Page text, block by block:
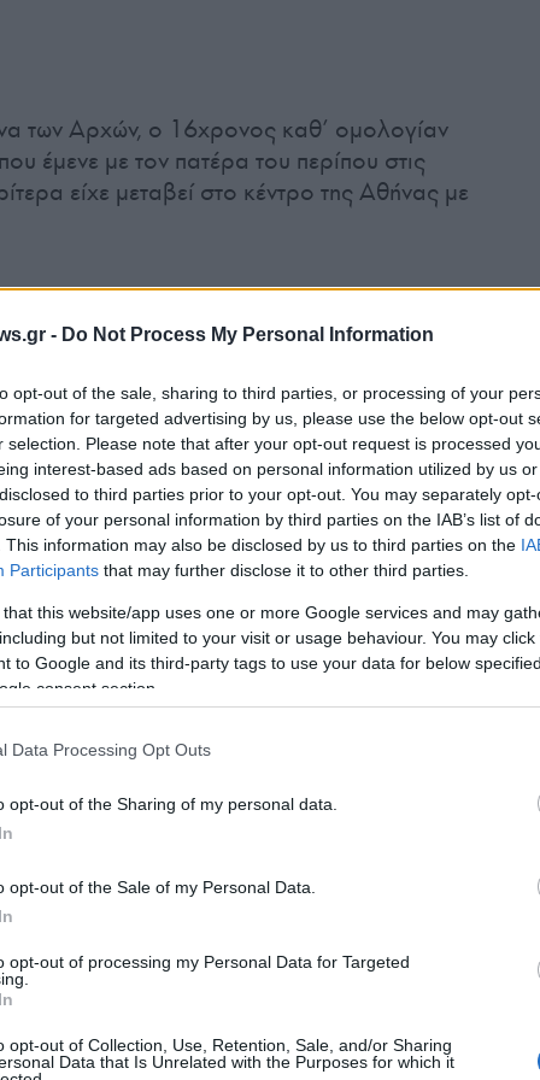
- Do Not Process My Personal Information
opt-out of the sale, sharing to third parties, or processing of your
for targeted advertising by us, please use the below opt-out
selection. Please note that after your opt-out request is processed
interest-based ads based on personal information utilized by us
to third parties prior to your opt-out. You may separately
of your personal information by third parties on the IAB’s list of
This information may also be disclosed by us to third parties on the
Participants that may further disclose it to other third parties.
that this website/app uses one or more Google services and may
but not limited to your visit or usage behaviour. You may
to Google and its third-party tags to use your data for below
consent section.
Data Processing Opt Outs
opt-out of the Sharing of my personal data.
opt-out of the Sale of my Personal Data.
opt-out of processing my Personal Data for Targeted
opt-out of Collection, Use, Retention, Sale, and/or Sharing
Data that Is Unrelated with the Purposes for which it
των Αρχών, ο 16χρονος καθ’ ομολογίαν
έμενε με τον πατέρα του περίπου στις
είχε μεταβεί στο κέντρο της Αθήνας με
του πατέρα του στην κατοικία τους περίπου
στην είσοδό από την κεντρική πόρτα
με αυτά, πλήττοντάς τον με πολλαπλά
στο θώρακα, στο λαιμό και στο πρόσωπο,
του.
κατεβαίνοντας την σκάλα της
αύλειο χώρο του ισογείου, όπου
του πρόσωπο, καθώς και με τη μητέρα
τους για την πράξη στην οποία
και προχώρησαν στη σύλληψη του
ο 71χρονος έφερε πολλαπλά τραύματα στη
χώρα, στο αριστερό μάτι και στο